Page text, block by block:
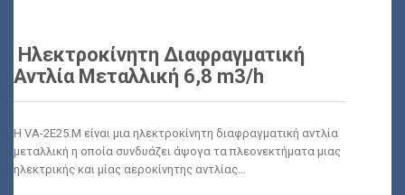
Ηλεκτροκίνητη Διαφραγματική
Αντλία Μεταλλική 6,8 m3/h
Η VA-2E25.M είναι μια ηλεκτροκίνητη διαφραγματική αντλία
μεταλλική η οποία συνδυάζει άψογα τα πλεονεκτήματα μιας
ηλεκτρικής και μίας αεροκίνητης αντλίας…